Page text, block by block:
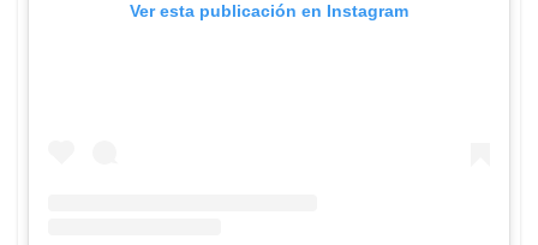
Ver esta publicación en Instagram